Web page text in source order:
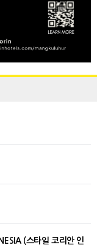
(스타일 코리안 인